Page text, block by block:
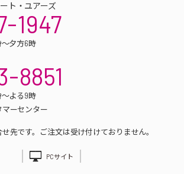
ト・ユアーズ
1947
～夕方6時
8851
～よる9時
ーセンター
先です。ご注文は受け付けておりません。
PCサイト